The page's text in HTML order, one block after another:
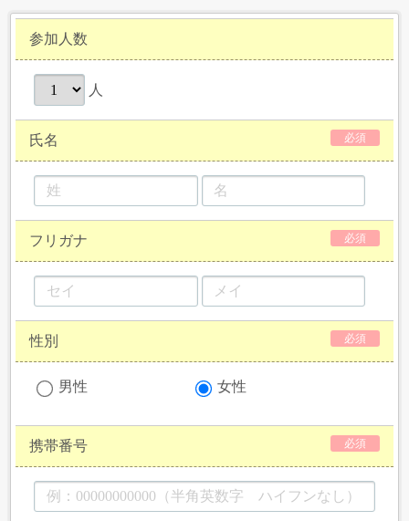
参加人数
人
氏名 必須
フリガナ 必須
性別 必須
男性 女性
携帯番号 必須